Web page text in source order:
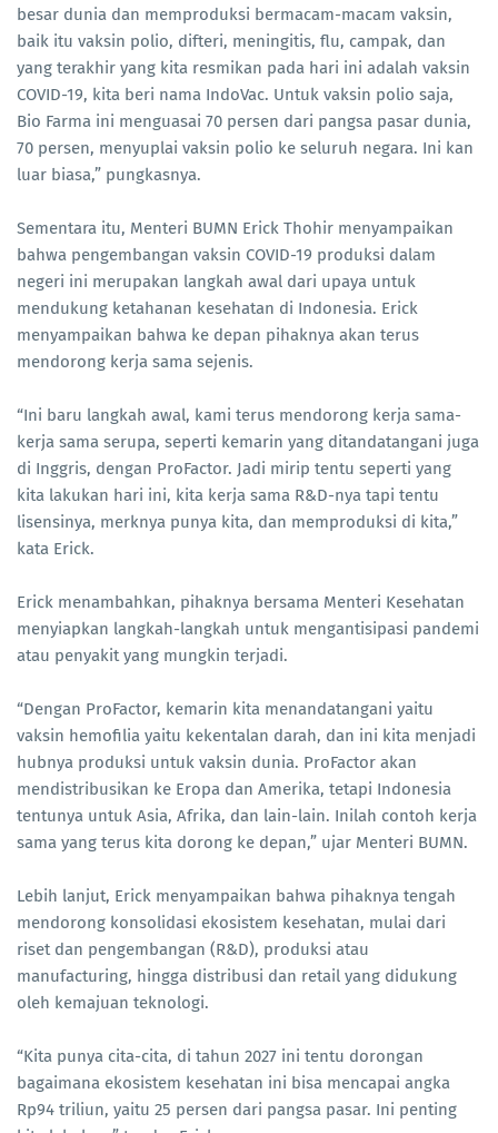
besar dunia dan memproduksi bermacam-macam vaksin,
baik itu vaksin polio, difteri, meningitis, flu, campak, dan
yang terakhir yang kita resmikan pada hari ini adalah vaksin
COVID-19, kita beri nama IndoVac. Untuk vaksin polio saja,
Bio Farma ini menguasai 70 persen dari pangsa pasar dunia,
70 persen, menyuplai vaksin polio ke seluruh negara. Ini kan
luar biasa,” pungkasnya.
Sementara itu, Menteri BUMN Erick Thohir menyampaikan
bahwa pengembangan vaksin COVID-19 produksi dalam
negeri ini merupakan langkah awal dari upaya untuk
mendukung ketahanan kesehatan di Indonesia. Erick
menyampaikan bahwa ke depan pihaknya akan terus
mendorong kerja sama sejenis.
“Ini baru langkah awal, kami terus mendorong kerja sama-
kerja sama serupa, seperti kemarin yang ditandatangani juga
di Inggris, dengan ProFactor. Jadi mirip tentu seperti yang
kita lakukan hari ini, kita kerja sama R&D-nya tapi tentu
lisensinya, merknya punya kita, dan memproduksi di kita,”
kata Erick.
Erick menambahkan, pihaknya bersama Menteri Kesehatan
menyiapkan langkah-langkah untuk mengantisipasi pandemi
atau penyakit yang mungkin terjadi.
“Dengan ProFactor, kemarin kita menandatangani yaitu
vaksin hemofilia yaitu kekentalan darah, dan ini kita menjadi
hubnya produksi untuk vaksin dunia. ProFactor akan
mendistribusikan ke Eropa dan Amerika, tetapi Indonesia
tentunya untuk Asia, Afrika, dan lain-lain. Inilah contoh kerja
sama yang terus kita dorong ke depan,” ujar Menteri BUMN.
Lebih lanjut, Erick menyampaikan bahwa pihaknya tengah
mendorong konsolidasi ekosistem kesehatan, mulai dari
riset dan pengembangan (R&D), produksi atau
manufacturing, hingga distribusi dan retail yang didukung
oleh kemajuan teknologi.
“Kita punya cita-cita, di tahun 2027 ini tentu dorongan
bagaimana ekosistem kesehatan ini bisa mencapai angka
Rp94 triliun, yaitu 25 persen dari pangsa pasar. Ini penting